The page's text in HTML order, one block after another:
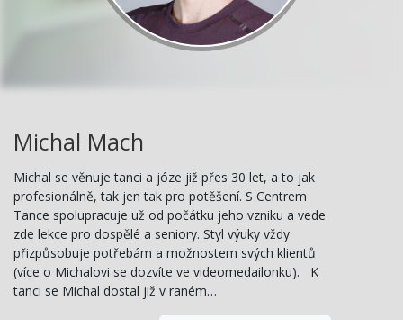
Michal Mach
Michal se věnuje tanci a józe již přes 30 let, a to jak
profesionálně, tak jen tak pro potěšení. S Centrem
Tance spolupracuje už od počátku jeho vzniku a vede
zde lekce pro dospělé a seniory. Styl výuky vždy
přizpůsobuje potřebám a možnostem svých klientů
(více o Michalovi se dozvíte ve videomedailonku). K
tanci se Michal dostal již v raném…